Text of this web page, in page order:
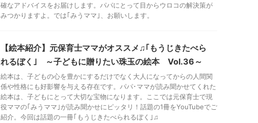
確なアドバイスをお届けします。パパにとって目からウロコの解決策が
みつかりますよ。では｢みうママ｣、お願いします。
【絵本紹介】元保育士ママがオススメ♫｢もうじきたべら
れるぼく｣ ～子どもに贈りたい珠玉の絵本 Vol.36～
絵本は、子どもの心を豊かにするだけでなく大人になってからの人間関
係や性格にも好影響を与える存在です。パパ･ママが読み聞かせてくれた
絵本は、子どもにとって大切な宝物になります。ここでは元保育士で現
役ママの｢みうママ｣が読み聞かせにピッタリ！話題の1冊をYouTubeでご
紹介。今回は話題の一冊｢もうじきたべられるぼく｣♫